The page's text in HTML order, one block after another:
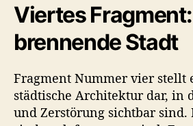
Viertes
brennende Stadt
Fragment Nummer vier stellt
städtische Architektur dar, in
und Zerstörung sichtbar sind.